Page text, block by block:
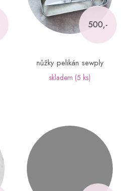
500,-
nůžky pelikán sewply
skladem (5 ks)